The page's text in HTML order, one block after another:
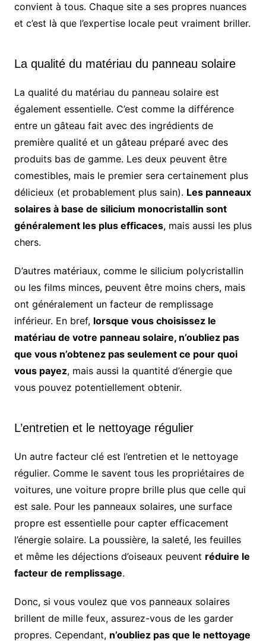
convient à tous. Chaque site a ses propres nuances
et c’est là que l’expertise locale peut vraiment briller.
La qualité du matériau du panneau solaire
La qualité du matériau du panneau solaire est
également essentielle. C’est comme la différence
entre un gâteau fait avec des ingrédients de
première qualité et un gâteau préparé avec des
produits bas de gamme. Les deux peuvent être
comestibles, mais le premier sera certainement plus
délicieux (et probablement plus sain). Les panneaux
solaires à base de silicium monocristallin sont
généralement les plus efficaces, mais aussi les plus
chers.
D’autres matériaux, comme le silicium polycristallin
ou les films minces, peuvent être moins chers, mais
ont généralement un facteur de remplissage
inférieur. En bref, lorsque vous choisissez le
matériau de votre panneau solaire, n’oubliez pas
que vous n’obtenez pas seulement ce pour quoi
vous payez, mais aussi la quantité d’énergie que
vous pouvez potentiellement obtenir.
L’entretien et le nettoyage régulier
Un autre facteur clé est l’entretien et le nettoyage
régulier. Comme le savent tous les propriétaires de
voitures, une voiture propre brille plus que celle qui
est sale. Pour les panneaux solaires, une surface
propre est essentielle pour capter efficacement
l’énergie solaire. La poussière, la saleté, les feuilles
et même les déjections d’oiseaux peuvent réduire le
facteur de remplissage.
Donc, si vous voulez que vos panneaux solaires
brillent de mille feux, assurez-vous de les garder
propres. Cependant, n’oubliez pas que le nettoyage